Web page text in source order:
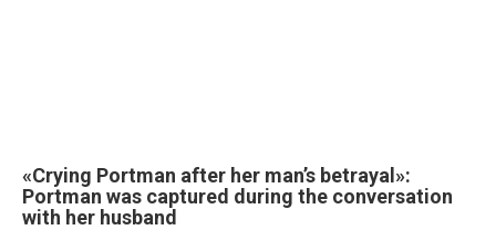
«Crying Portman after her man’s betrayal»:
Portman was captured during the conversation
with her husband